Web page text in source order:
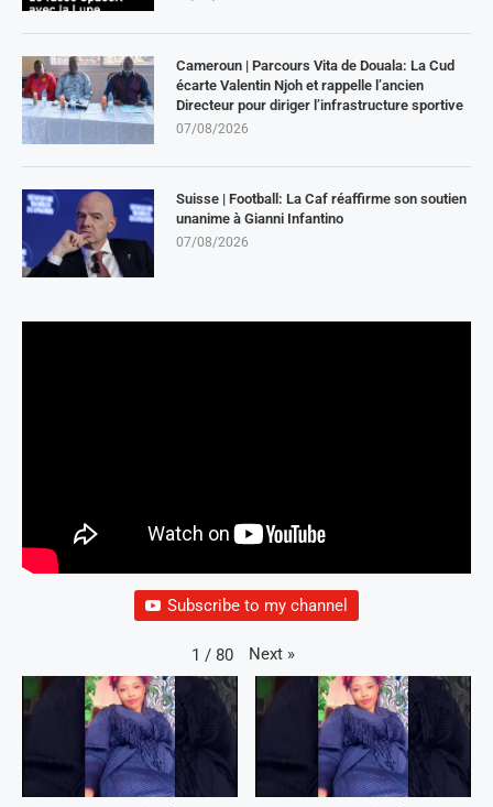
Cameroun | Parcours Vita de Douala: La Cud
écarte Valentin Njoh et rappelle l’ancien
Directeur pour diriger l’infrastructure sportive
07/08/2026
Suisse | Football: La Caf réaffirme son soutien
unanime à Gianni Infantino
07/08/2026
Subscribe to my channel
1 / 80 Next »